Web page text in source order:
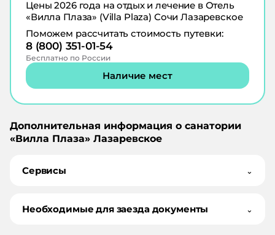
Цены2026года на отдых и лечение в Отель
«Вилла Плаза» (Villa Plaza) Сочи Лазаревское
Поможем рассчитать стоимость путевки:
8 (800) 351-01-54
Бесплатно по России
Наличие мест
Дополнительная информация о санатории
«Вилла Плаза» Лазаревское
Сервисы ⌄
Необходимые для заезда документы ⌄